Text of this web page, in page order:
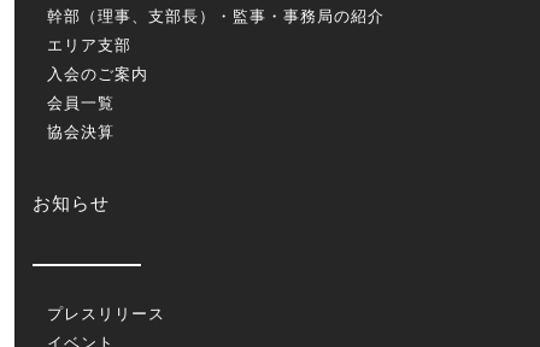
幹部（理事、支部長）・監事・事務局の紹介
エリア支部
入会のご案内
会員一覧
協会決算
お知らせ
プレスリリース
イベント